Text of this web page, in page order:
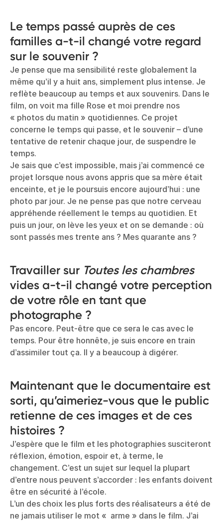
Le temps passé auprès de ces
familles a-t-il changé votre regard
sur le souvenir ?
Je pense que ma sensibilité reste globalement la
même qu’il y a huit ans, simplement plus intense. Je
reflète beaucoup au temps et aux souvenirs. Dans le
film, on voit ma fille Rose et moi prendre nos
« photos du matin » quotidiennes. Ce projet
concerne le temps qui passe, et le souvenir – d’une
tentative de retenir chaque jour, de suspendre le
temps.
Je sais que c’est impossible, mais j’ai commencé ce
projet lorsque nous avons appris que sa mère était
enceinte, et je le poursuis encore aujourd’hui : une
photo par jour. Je ne pense pas que notre cerveau
appréhende réellement le temps au quotidien. Et
puis un jour, on lève les yeux et on se demande : où
sont passés mes trente ans ? Mes quarante ans ?
Travailler sur Toutes les chambres
vides a-t-il changé votre perception
de votre rôle en tant que
photographe ?
Pas encore. Peut-être que ce sera le cas avec le
temps. Pour être honnête, je suis encore en train
d’assimiler tout ça. Il y a beaucoup à digérer.
Maintenant que le documentaire est
sorti, qu’aimeriez-vous que le public
retienne de ces images et de ces
histoires ?
J’espère que le film et les photographies susciteront
réflexion, émotion, espoir et, à terme, le
changement. C’est un sujet sur lequel la plupart
d’entre nous peuvent s’accorder : les enfants doivent
être en sécurité à l’école.
L’un des choix les plus forts des réalisateurs a été de
ne jamais utiliser le mot « arme » dans le film. J’ai